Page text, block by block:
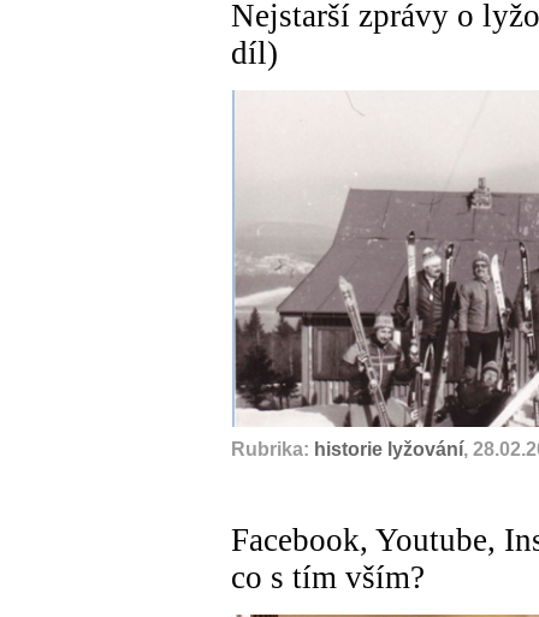
Nejstarší zprávy o
díl)
Rubrika: historie lyžování,
Facebook, Youtube,
co s tím vším?